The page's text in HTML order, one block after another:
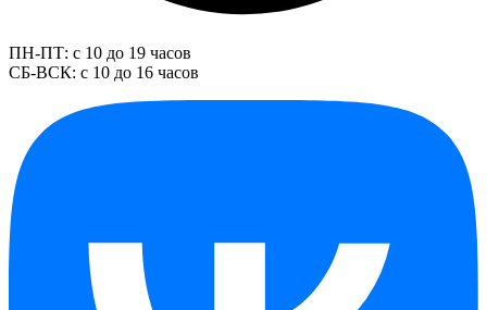
ПН-ПТ: с 10 до 19 часов
СБ-ВСК: с 10 до 16 часов